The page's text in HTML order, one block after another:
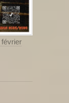
février